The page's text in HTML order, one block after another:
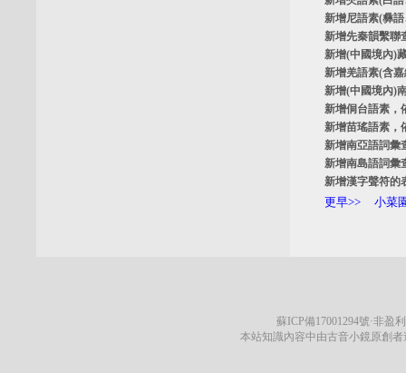
新增尼語素(彝
新增先秦韻繫聯
新增(中國境內)
新增羌語素(含
新增(中國境內)
新增侗台語素，
新增苗瑤語素，
新增南亞語詞彙
新增南島語詞彙
新增漢字聲符的
更早>> 小菜
蘇ICP備17001294號·非盈
本站知識內容中由古音小鏡原創